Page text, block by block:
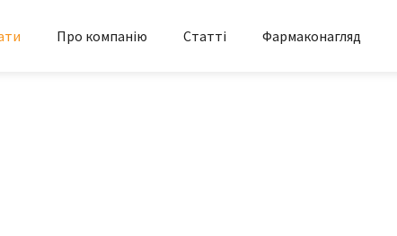
Про компанію Статті Фармаконагляд